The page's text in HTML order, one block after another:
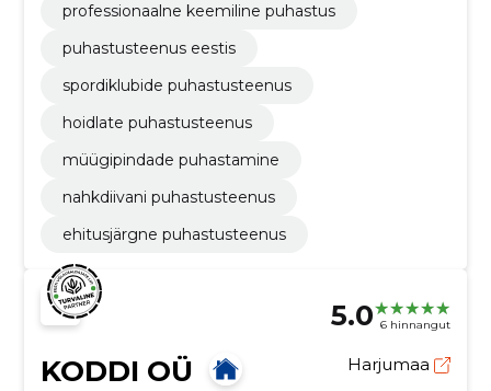
professionaalne keemiline puhastus
puhastusteenus eestis
spordiklubide puhastusteenus
hoidlate puhastusteenus
müügipindade puhastamine
nahkdiivani puhastusteenus
ehitusjärgne puhastusteenus
5.0 6 hinnangut
KODDI OÜ Harjumaa